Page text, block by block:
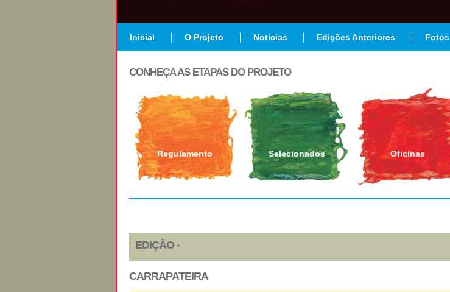
Inicial O Projeto Notícias Edições Anteriores Fotos
CONHEÇA AS ETAPAS DO PROJETO
Regulamento Selecionados Oficinas
EDIÇÃO -
CARRAPATEIRA